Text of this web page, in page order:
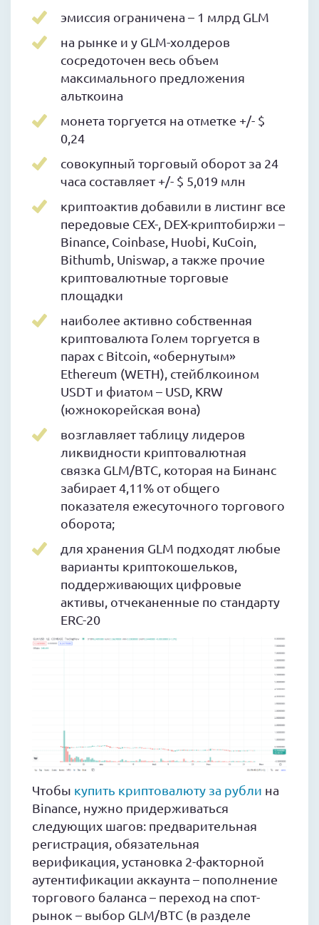
эмиссия ограничена – 1 млрд GLM
на рынке и у GLM-холдеров
сосредоточен весь объем
максимального предложения
альткоина
монета торгуется на отметке +/- $
0,24
совокупный торговый оборот за 24
часа составляет +/- $ 5,019 млн
криптоактив добавили в листинг все
передовые CEX-, DEX-криптобиржи –
Binance, Coinbase, Huobi, KuCoin,
Bithumb, Uniswap, а также прочие
криптовалютные торговые
площадки
наиболее активно собственная
криптовалюта Голем торгуется в
парах с Bitcoin, «обернутым»
Ethereum (WETH), стейблкоином
USDT и фиатом – USD, KRW
(южнокорейская вона)
возглавляет таблицу лидеров
ликвидности криптовалютная
связка GLM/BTC, которая на Бинанс
забирает 4,11% от общего
показателя ежесуточного торгового
оборота;
для хранения GLM подходят любые
варианты криптокошельков,
поддерживающих цифровые
активы, отчеканенные по стандарту
ERC-20
Чтобы купить криптовалюту за рубли на
Binance, нужно придерживаться
следующих шагов: предварительная
регистрация, обязательная
верификация, установка 2-факторной
аутентификации аккаунта – пополнение
торгового баланса – переход на спот-
рынок – выбор GLM/BTC (в разделе